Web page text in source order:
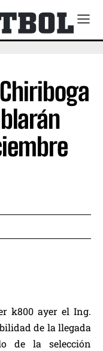
k800 ayer el Ing.
de la llegada
de la selección